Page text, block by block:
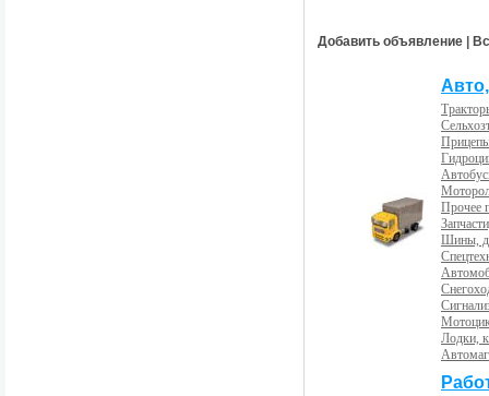
Добавить объявление |
Прочее
Шины,
Лодки,